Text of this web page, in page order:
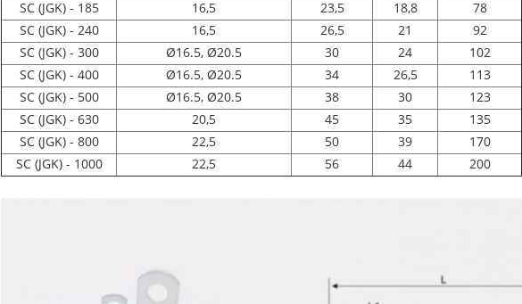
SC (JGK) - 185
16,5 23,5 18,8
78
SC (JGK) - 240
16,5 26,5 21
92
SC (JGK) - 300
Ø16.5, Ø20.5 30 24
102
SC (JGK) - 400
Ø16.5, Ø20.5 34 26,5
113
SC (JGK) - 500
Ø16.5, Ø20.5 38 30
123
SC (JGK) - 630
20,5 45 35
135
SC (JGK) - 800
22,5 50 39
170
SC (JGK) - 1000
22,5 56 44 200